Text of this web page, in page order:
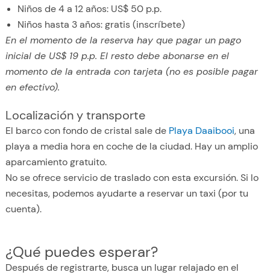
Niños de 4 a 12 años: US$ 50 p.p.
Niños hasta 3 años: gratis (inscríbete)
En el momento de la reserva hay que pagar un pago
inicial de US$ 19 p.p. El resto debe abonarse en el
momento de la entrada con tarjeta (no es posible pagar
en efectivo).
Localización y transporte
El barco con fondo de cristal sale de Playa Daaibooi, una
playa a media hora en coche de la ciudad. Hay un amplio
aparcamiento gratuito.
No se ofrece servicio de traslado con esta excursión. Si lo
necesitas, podemos ayudarte a reservar un taxi (por tu
cuenta).
¿Qué puedes esperar?
Después de registrarte, busca un lugar relajado en el